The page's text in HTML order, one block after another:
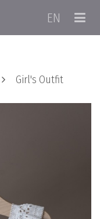
EN
Girl's Outfit